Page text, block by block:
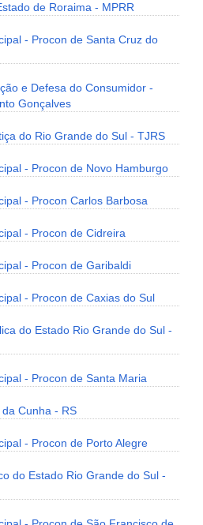
de Roraima - MPRR
- Procon de Santa Cruz do
e Defesa do Consumidor -
Gonçalves
do Rio Grande do Sul - TJRS
- Procon de Novo Hamburgo
- Procon Carlos Barbosa
- Procon de Cidreira
- Procon de Garibaldi
- Procon de Caxias do Sul
do Estado Rio Grande do Sul -
- Procon de Santa Maria
Cunha - RS
- Procon de Porto Alegre
do Estado Rio Grande do Sul -